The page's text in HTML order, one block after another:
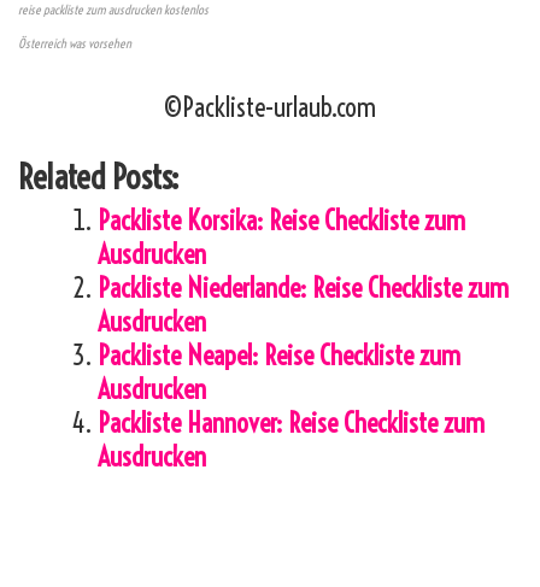
reise packliste zum ausdrucken kostenlos
Österreich was vorsehen
©Packliste-urlaub.com
Related Posts:
Packliste Korsika: Reise Checkliste zum
Ausdrucken
Packliste Niederlande: Reise Checkliste zum
Ausdrucken
Packliste Neapel: Reise Checkliste zum
Ausdrucken
Packliste Hannover: Reise Checkliste zum
Ausdrucken